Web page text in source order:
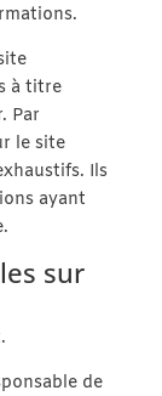
à titre
Par
le site
Ils
ayant
sur
de